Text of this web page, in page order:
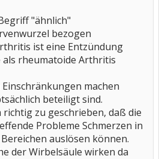
"ähnlich"
bezogen
ist eine Entzündung
als rheumatoide Arthritis
machen
beteiligt sind.
richtig zu geschrieben, daß die
Probleme Schmerzen in
auslösen können.
der Wirbelsäule wirken da